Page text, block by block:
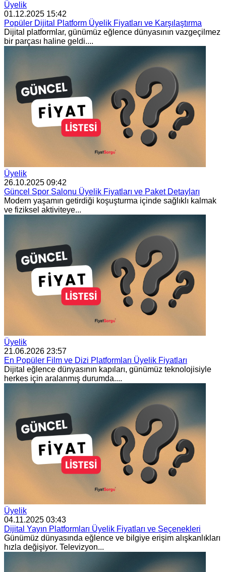
Üyelik
01.12.2025 15:42
Popüler Dijital Platform Üyelik Fiyatları ve Karşılaştırma
Dijital platformlar, günümüz eğlence dünyasının vazgeçilmez
bir parçası haline geldi....
Üyelik
26.10.2025 09:42
Güncel Spor Salonu Üyelik Fiyatları ve Paket Detayları
Modern yaşamın getirdiği koşuşturma içinde sağlıklı kalmak
ve fiziksel aktiviteye...
Üyelik
21.06.2026 23:57
En Popüler Film ve Dizi Platformları Üyelik Fiyatları
Dijital eğlence dünyasının kapıları, günümüz teknolojisiyle
herkes için aralanmış durumda....
Üyelik
04.11.2025 03:43
Dijital Yayın Platformları Üyelik Fiyatları ve Seçenekleri
Günümüz dünyasında eğlence ve bilgiye erişim alışkanlıkları
hızla değişiyor. Televizyon...